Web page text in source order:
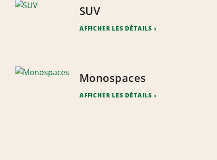
SUV
AFFICHER LES DÉTAILS
Monospaces
AFFICHER LES DÉTAILS